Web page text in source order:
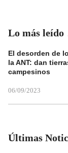
Lo más leído
El desorden de
la ANT: dan
campesinos
06/09/2023
Últimas